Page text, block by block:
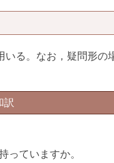
いる。なお，疑問形の
訳
っていますか。